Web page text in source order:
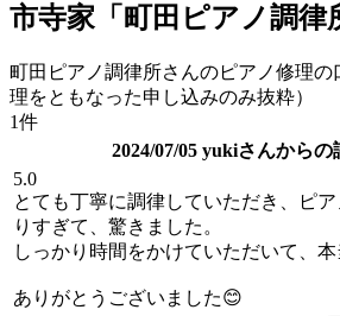
市寺家「町田ピアノ調律
町田ピアノ調律所さんのピアノ修理の
理をともなった申し込みのみ抜粋）
1件
2024/07/05 yukiさんからの
5.0
とても丁寧に調律していただき、ピ
りすぎて、驚きました。
しっかり時間をかけていただいて、本
ありがとうございました😊